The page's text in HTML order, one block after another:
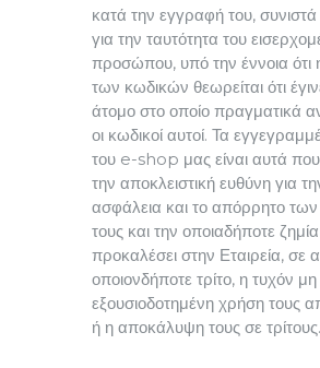
κατά την εγγραφή του,
για την ταυτότητα του
προσώπου, υπό την έννοια ότι
των κωδικών θεωρείται ότι
άτομο στο οποίο πραγματικά
οι κωδικοί αυτοί. Τα
του e-shop μας είναι αυτά
την αποκλειστική ευθύνη για
ασφάλεια και το απόρρητο
τους και την οποιαδήποτε ζημία
προκαλέσει στην Εταιρεία, σε
οποιονδήποτε τρίτο, η τυχόν μη
εξουσιοδοτημένη χρήση τους
ή η αποκάλυψη τους σε τρίτους.